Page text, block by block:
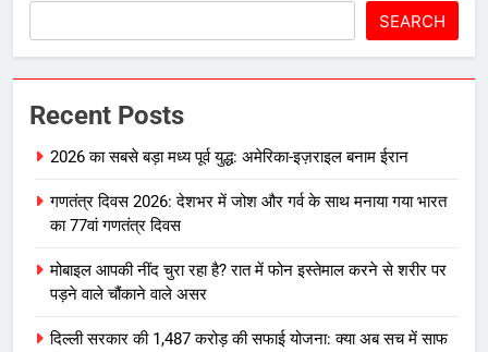
SEARCH
Recent Posts
2026 का सबसे बड़ा मध्य पूर्व युद्ध: अमेरिका-इज़राइल बनाम ईरान
गणतंत्र दिवस 2026: देशभर में जोश और गर्व के साथ मनाया गया भारत
का 77वां गणतंत्र दिवस
मोबाइल आपकी नींद चुरा रहा है? रात में फोन इस्तेमाल करने से शरीर पर
पड़ने वाले चौंकाने वाले असर
दिल्ली सरकार की 1,487 करोड़ की सफाई योजना: क्या अब सच में साफ